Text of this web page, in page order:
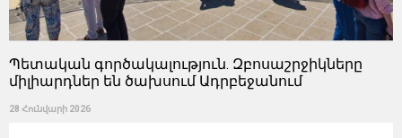
Պետական ​​գործակալություն. Զբոսաշրջիկները
միլիարդներ են ծախսում Ադրբեջանում
28 Հունվարի 2026